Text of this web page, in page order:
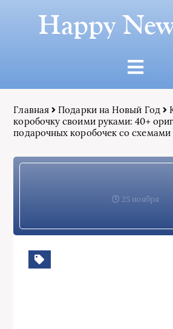
Happy
Главная Подарки на Новый Год
коробочку своими руками: 40+
подарочных коробочек со схемами
25 ноября